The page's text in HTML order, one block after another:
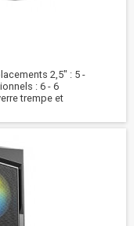
2,5" : 5 -
: 6 - 6
trempe et